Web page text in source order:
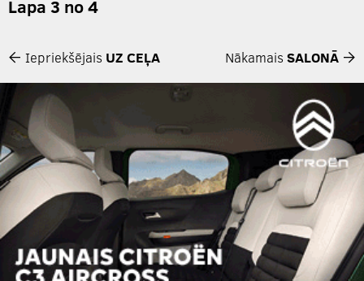
Lapa 3 no 4
Iepriekšējais UZ CEĻA Nākamais SALONĀ